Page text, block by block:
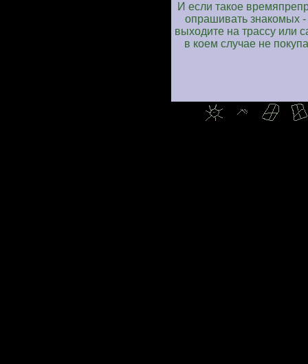
И если такое
опрашивать знакомых
выходите на трассу или
в коем случае не